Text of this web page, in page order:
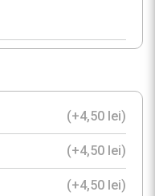
(+4,50 lei)
(+4,50 lei)
(+4,50 lei)